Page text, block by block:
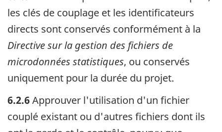
les clés de couplage et les identificateurs
directs sont conservés conformément à la
Directive sur la gestion des fichiers de
microdonnées statistiques, ou conservés
uniquement pour la durée du projet.
6.2.6Approuver l'utilisation d'un fichier
couplé existant ou d'autres fichiers dont ils